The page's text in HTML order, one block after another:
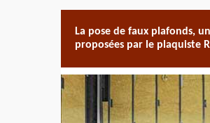
La pose de faux plafonds,
proposées par le plaquiste